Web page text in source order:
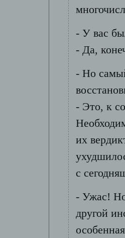
- У вас
- Да,
- Но
- Это, к
их
с
- Ужас! Но
другой